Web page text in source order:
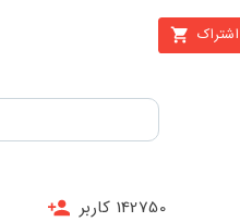
142750 کاربر